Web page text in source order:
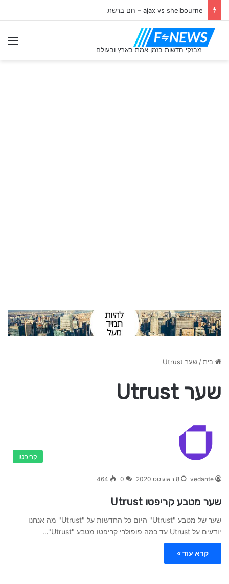
ajax vs shelbourne – חם ברשת
בית/שער Utrust
שער Utrust
קריפטו
vedante 8 באוגוסט 2020 0
464
שער מטבע קריפטו Utrust
שער של מטבע "Utrust" היום כל החדשות על "Utrust" מה אנחנו
יודעים על Utrust עד כמה פופולרי קריפטו מטבע "Utrust"…
קרא עוד »